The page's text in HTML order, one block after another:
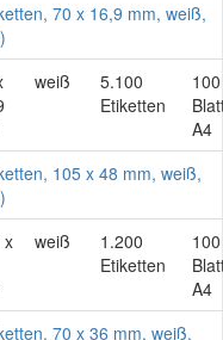
70 x 16,9 mm, weiß,
weiß
5.100
Etiketten
100
A4
105 x 48 mm, weiß,
x
weiß
1.200
Etiketten
100
A4
70 x 36 mm, weiß,